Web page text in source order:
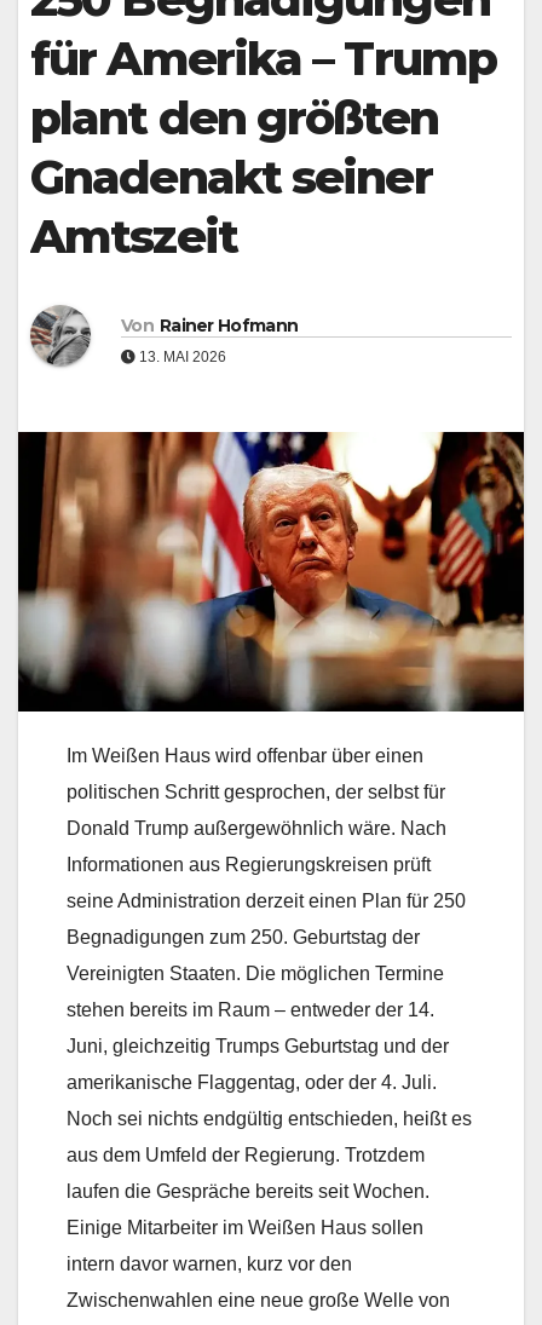
für Amerika – Trump
plant den größten
Gnadenakt seiner
Amtszeit
Von Rainer Hofmann
13. MAI 2026
Im Weißen Haus wird offenbar über einen
politischen Schritt gesprochen, der selbst für
Donald Trump außergewöhnlich wäre. Nach
Informationen aus Regierungskreisen prüft
seine Administration derzeit einen Plan für 250
Begnadigungen zum 250. Geburtstag der
Vereinigten Staaten. Die möglichen Termine
stehen bereits im Raum – entweder der 14.
Juni, gleichzeitig Trumps Geburtstag und der
amerikanische Flaggentag, oder der 4. Juli.
Noch sei nichts endgültig entschieden, heißt es
aus dem Umfeld der Regierung. Trotzdem
laufen die Gespräche bereits seit Wochen.
Einige Mitarbeiter im Weißen Haus sollen
intern davor warnen, kurz vor den
Zwischenwahlen eine neue große Welle von